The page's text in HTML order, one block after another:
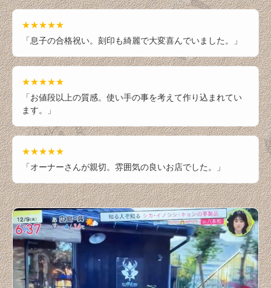
★★★★★
「息子の合格祝い。刻印も綺麗で大変喜んでいました。」
★★★★★
「お値段以上の質感。使い手の事を考えて作り込まれてい
ます。」
★★★★★
「オーナーさんが親切。雰囲気の良いお店でした。」